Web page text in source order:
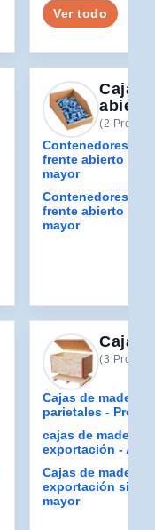
Ver todo
Cajas
abierta
(2
Contenedores de
frente abierto La
mayor
Contenedores de
frente abierto
mayor
Cajas
(3
Cajas de madera
parietales -
cajas de madera
exportación - Al
Cajas de madera
exportación sin
mayor